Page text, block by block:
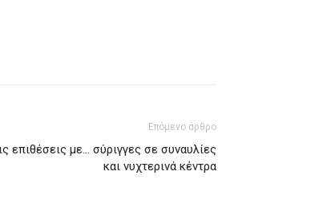
Επόμενο άρθρο
επιθέσεις με… σύριγγες σε συναυλίες
και νυχτερινά κέντρα